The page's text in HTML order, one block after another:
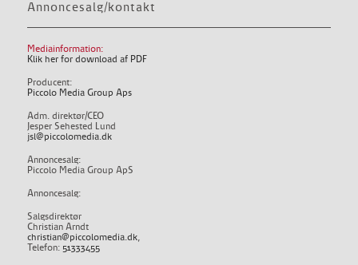
Annoncesalg/kontakt
Mediainformation:
Klik her for download af PDF
Producent:
Piccolo Media Group Aps
Adm. direktør/CEO
Jesper Sehested Lund
jsl@piccolomedia.dk
Annoncesalg:
Piccolo Media Group ApS
Annoncesalg:
Salgsdirektør
Christian Arndt
christian@piccolomedia.dk,
Telefon: 51333455